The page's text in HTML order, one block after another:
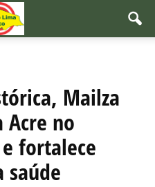
Mailza
Acre no
fortalece
saúde